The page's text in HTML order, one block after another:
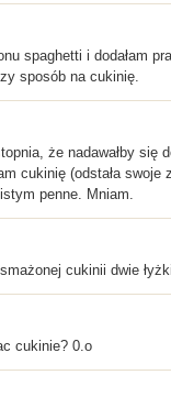
spaghetti i dodałam
sposób na cukinię.
że nadawałby
cukinię (odstała
penne. Mniam.
cukinii dwie
cukinie? 0.o